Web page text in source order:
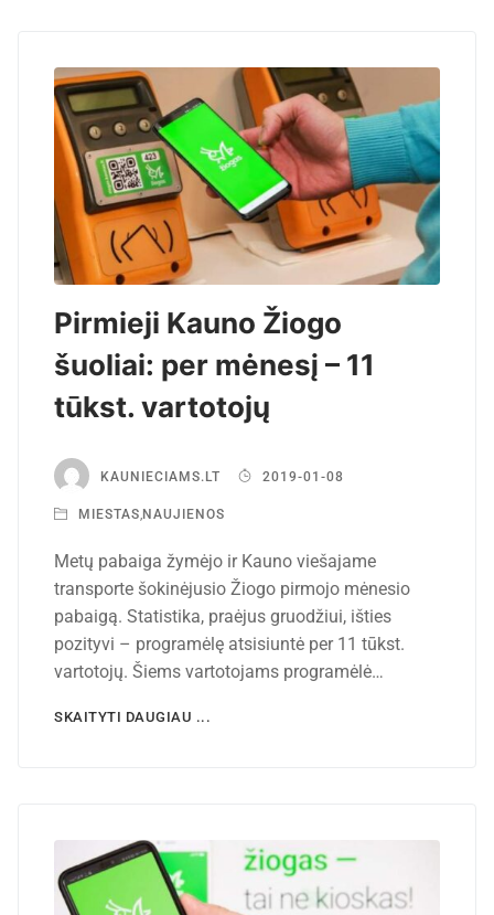
Pirmieji Kauno Žiogo
šuoliai: per mėnesį – 11
tūkst. vartotojų
KAUNIECIAMS.LT 2019-01-08
MIESTAS,NAUJIENOS
Metų pabaiga žymėjo ir Kauno viešajame
transporte šokinėjusio Žiogo pirmojo mėnesio
pabaigą. Statistika, praėjus gruodžiui, išties
pozityvi – programėlę atsisiuntė per 11 tūkst.
vartotojų. Šiems vartotojams programėlė…
SKAITYTI DAUGIAU ...